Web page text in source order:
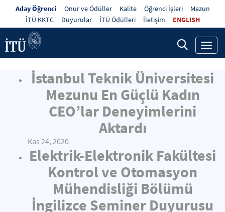
Aday Öğrenci Onur ve Ödüller Kalite Öğrenci İşleri
Mezun
İTÜ KKTC
Duyurular İTÜ Ödülleri İletişim ENGLISH
İstanbul Teknik Üniversitesi
Mezunu En Güçlü Kadın
CEO’lar Deneyimlerini
Aktardı
Kas 24, 2020
Elektrik-Elektronik Fakültesi
Kontrol ve Otomasyon
Mühendisliği Bölümü
İngilizce Seminer Duyurusu